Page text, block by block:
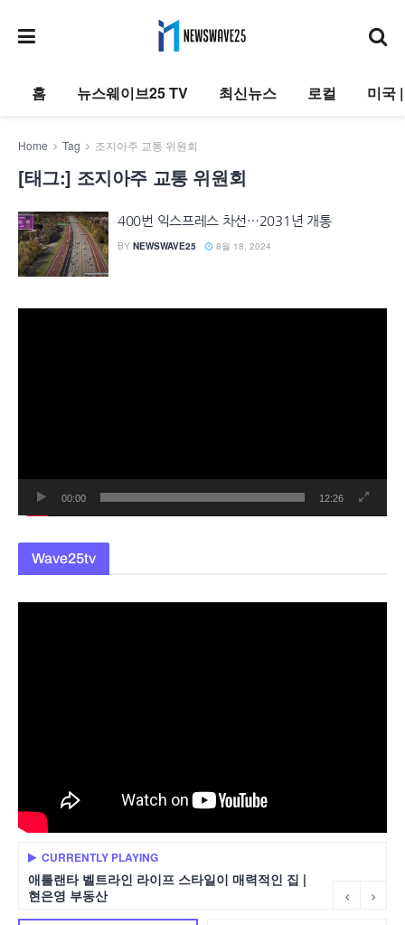
홈 뉴스웨이브25 TV 최신뉴스 로컬 미국
Home Tag 조지아주 교통 위원회
[태그:] 조지아주 교통 위원회
400번 익스프레스 차선…2031년 개통
BY NEWSWAVE25 8월 18, 2024
00:00 12:26
Wave25tv
CURRENTLY PLAYING
애틀랜타 벨트라인 라이프 스타일이 매력적인 집 |
현은영 부동산